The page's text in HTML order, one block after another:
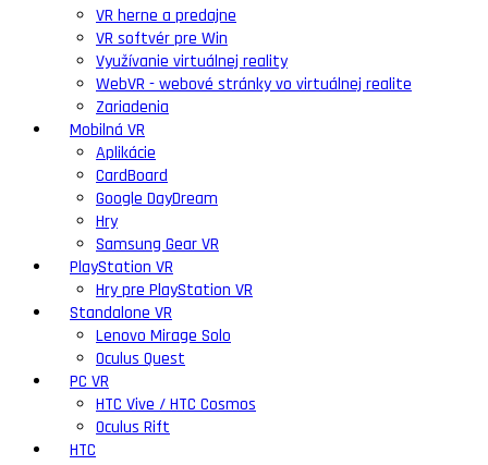
VR herne a predajne
VR softvér pre Win
Využívanie virtuálnej reality
WebVR - webové stránky vo virtuálnej realite
Zariadenia
Mobilná VR
Aplikácie
CardBoard
Google DayDream
Hry
Samsung Gear VR
PlayStation VR
Hry pre PlayStation VR
Standalone VR
Lenovo Mirage Solo
Oculus Quest
PC VR
HTC Vive / HTC Cosmos
Oculus Rift
HTC